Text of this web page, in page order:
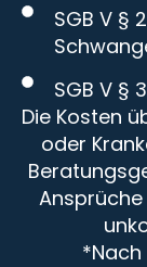
SGB V §
SGB V §
Die Kosten
oder